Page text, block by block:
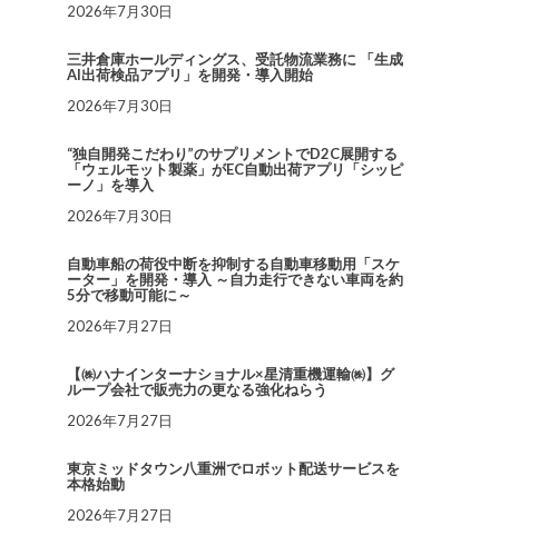
2026年7月30日
三井倉庫ホールディングス、受託物流業務に 「生成
AI出荷検品アプリ」を開発・導入開始
2026年7月30日
“独自開発こだわり”のサプリメントでD2C展開する
「ウェルモット製薬」がEC自動出荷アプリ「シッピ
ーノ」を導入
2026年7月30日
自動車船の荷役中断を抑制する自動車移動用「スケ
ーター」を開発・導入 ～自力走行できない車両を約
5分で移動可能に～
2026年7月27日
【㈱ハナインターナショナル×星清重機運輸㈱】グ
ループ会社で販売力の更なる強化ねらう
2026年7月27日
東京ミッドタウン八重洲でロボット配送サービスを
本格始動
2026年7月27日